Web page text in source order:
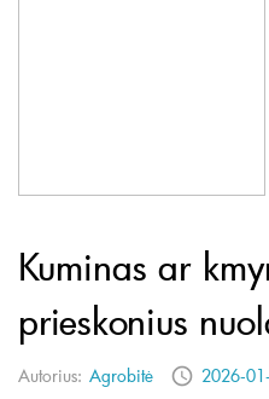
Kuminas ar
prieskonius
Autorius: Agrobitė 2026-